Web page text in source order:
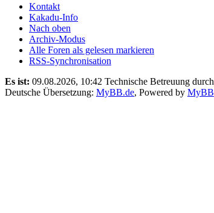
Kontakt
Kakadu-Info
Nach oben
Archiv-Modus
Alle Foren als gelesen markieren
RSS-Synchronisation
Es ist: 09.08.2026, 10:42 Technische Betreuung durch
Deutsche Übersetzung: MyBB.de, Powered by MyBB